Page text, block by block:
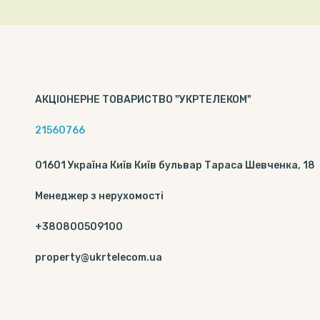
АКЦІОНЕРНЕ ТОВАРИСТВО "УКРТЕЛЕКОМ"
21560766
01601 Україна Київ Київ бульвар Тараса Шевченка, 18
Менеджер з нерухомості
+380800509100
property@ukrtelecom.ua